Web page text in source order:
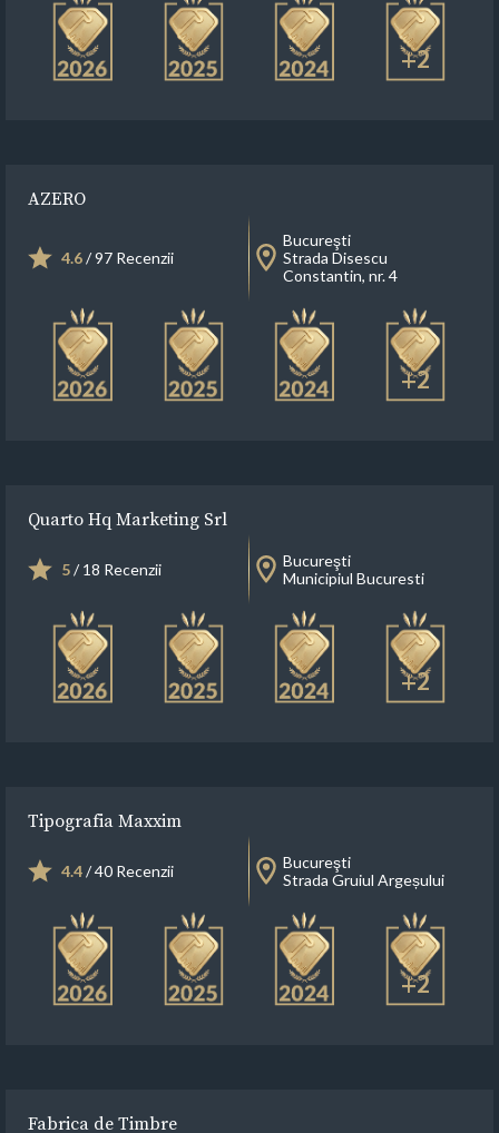
+2
AZERO
4.6/ 97 Recenzii
Bucureşti
Strada Disescu
Constantin, nr. 4
+2
Quarto Hq Marketing Srl
5/ 18 Recenzii
Bucureşti
Municipiul Bucuresti
+2
Tipografia Maxxim
4.4/ 40 Recenzii
Bucureşti
Strada Gruiul Argeșului
+2
Fabrica de Timbre